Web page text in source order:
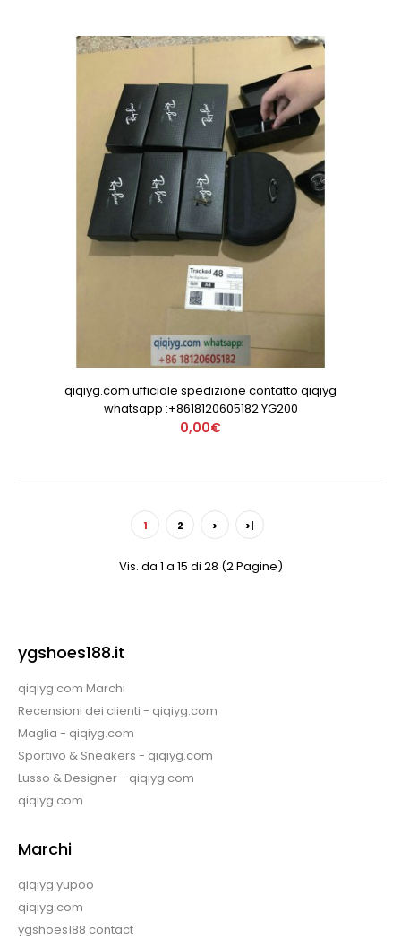
qiqiyg.com ufficiale spedizione contatto qiqiyg
whatsapp :+8618120605182 YG200
0,00€
1 2 > >|
Vis. da 1 a 15 di 28 (2 Pagine)
ygshoes188.it
qiqiyg.com Marchi
Recensioni dei clienti - qiqiyg.com
Maglia - qiqiyg.com
Sportivo & Sneakers - qiqiyg.com
Lusso & Designer - qiqiyg.com
qiqiyg.com
Marchi
qiqiyg yupoo
qiqiyg.com
ygshoes188 contact